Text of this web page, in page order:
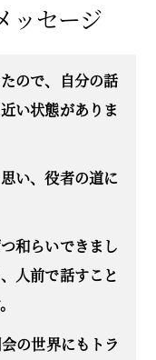
ッセージ
ので、自分の話
い状態がありま
い、役者の道に
和らいできまし
人前で話すこと
の世界にもトラ